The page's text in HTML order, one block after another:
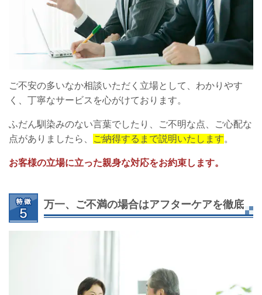
ご不安の多いなか相談いただく立場として、わかりやす
く、丁寧なサービスを心がけております。
ふだん馴染みのない言葉でしたり、ご不明な点、ご心配な
点がありましたら、
ご納得するまで説明いたします。
お客様の立場に立った親身な対応をお約束します。
万一、ご不満の場合はアフターケアを徹底